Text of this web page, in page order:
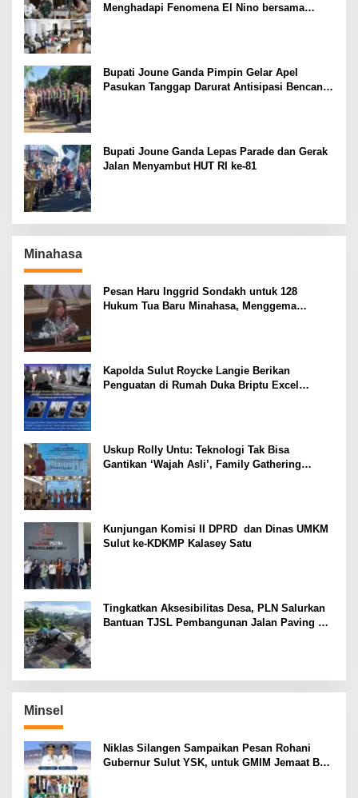
Menghadapi Fenomena El Nino bersama
Bupati Joune Ganda Pimpin Gelar Apel
Pasukan Tanggap Darurat Antisipasi Bencana
Bupati Joune Ganda Lepas Parade dan Gerak
Jalan Menyambut HUT RI ke-81
Minahasa
Pesan Haru Inggrid Sondakh untuk 128
Hukum Tua Baru Minahasa, Menggema
Kapolda Sulut Roycke Langie Berikan
Penguatan di Rumah Duka Briptu Excel
Uskup Rolly Untu: Teknologi Tak Bisa
Gantikan ‘Wajah Asli’, Family Gathering
Kunjungan Komisi II DPRD dan Dinas UMKM
Sulut ke-KDKMP Kalasey Satu
Tingkatkan Aksesibilitas Desa, PLN Salurkan
Bantuan TJSL Pembangunan Jalan Paving di
Minsel
Niklas Silangen Sampaikan Pesan Rohani
Gubernur Sulut YSK, untuk GMIM Jemaat Bait